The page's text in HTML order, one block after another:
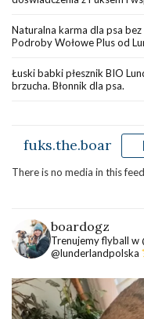
Naturalna karma dla psa
Podroby Wołowe Plus od
Łuski babki płesznik BIO
brzucha. Błonnik dla psa.
fuks.the.boar
There is no media in this feed
boardogz
Trenujemy flyball w
@lunderlandpolska